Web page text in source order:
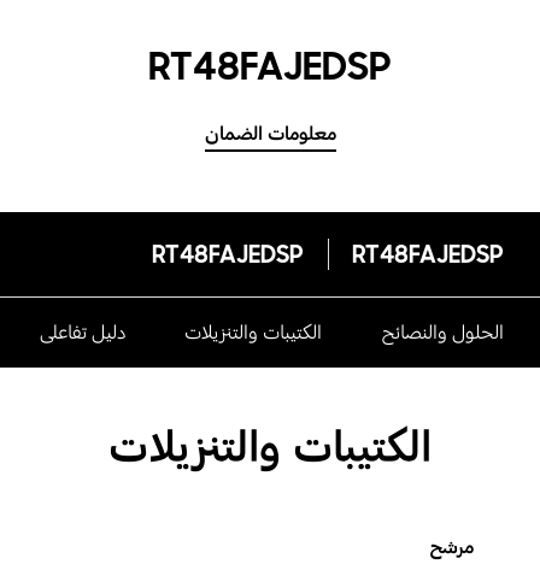
RT48FAJEDSP
معلومات الضمان
RT48FAJEDSP
RT48FAJEDSP
الحلول والنصائح الكتيبات والتنزيلات دليل تفاعلى
الكتيبات والتنزيلات
مرشح